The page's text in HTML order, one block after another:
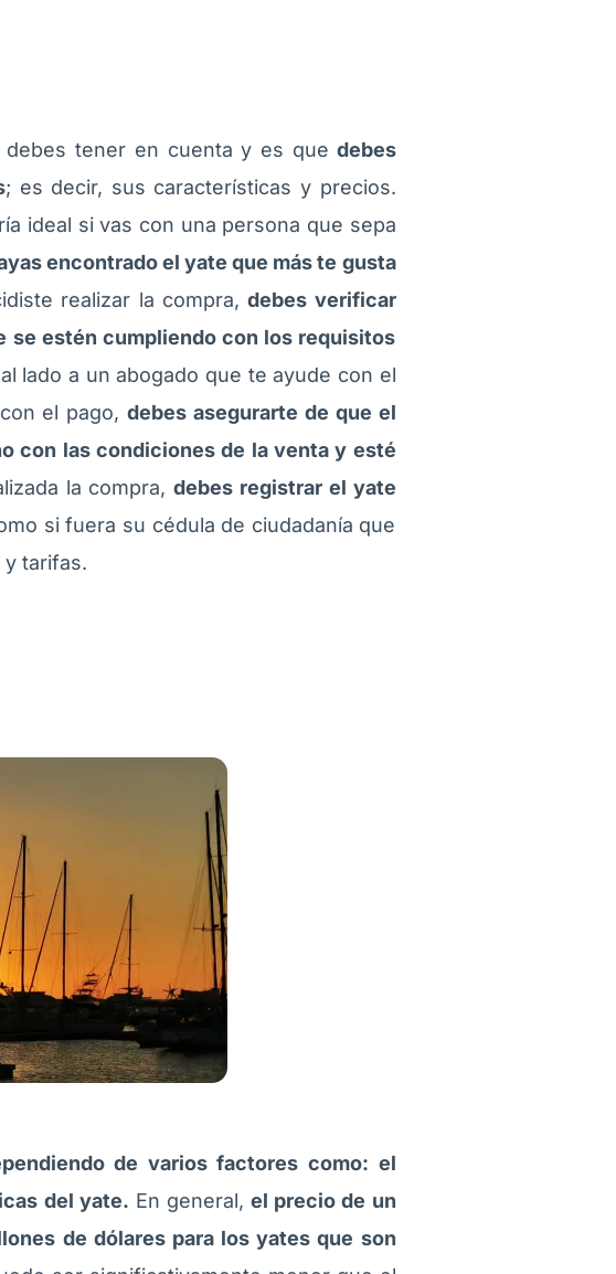
tener en cuenta y es que debes
; es decir, sus características y precios.
ideal si vas con una persona que sepa
encontrado el yate que más te gusta
realizar la compra, debes verificar
se estén cumpliendo con los requisitos
lado a un abogado que te ayude con el
el pago,debes asegurarte de que el
con las condiciones de la venta y esté
la compra,debes registrar el yate
si fuera su cédula de ciudadanía que
tarifas.
de varios factores como: el
del yate. En general, el precio de un
de dólares para los yates que son